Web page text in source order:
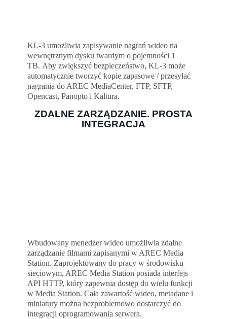
KL-3 umożliwia zapisywanie nagrań wideo na
wewnętrznym dysku twardym o pojemności 1
TB. Aby zwiększyć bezpieczeństwo, KL-3 może
automatycznie tworzyć kopie zapasowe / przesyłać
nagrania do AREC MediaCenter, FTP, SFTP,
Opencast, Panopto i Kaltura.
ZDALNE ZARZĄDZANIE. PROSTA
INTEGRACJA
Wbudowany menedżer wideo umożliwia zdalne
zarządzanie filmami zapisanymi w AREC Media
Station. Zaprojektowany do pracy w środowisku
sieciowym, AREC Media Station posiada interfejs
API HTTP, który zapewnia dostęp do wielu funkcji
w Media Station. Cała zawartość wideo, metadane i
miniatury można bezproblemowo dostarczyć do
integracji oprogramowania serwera.